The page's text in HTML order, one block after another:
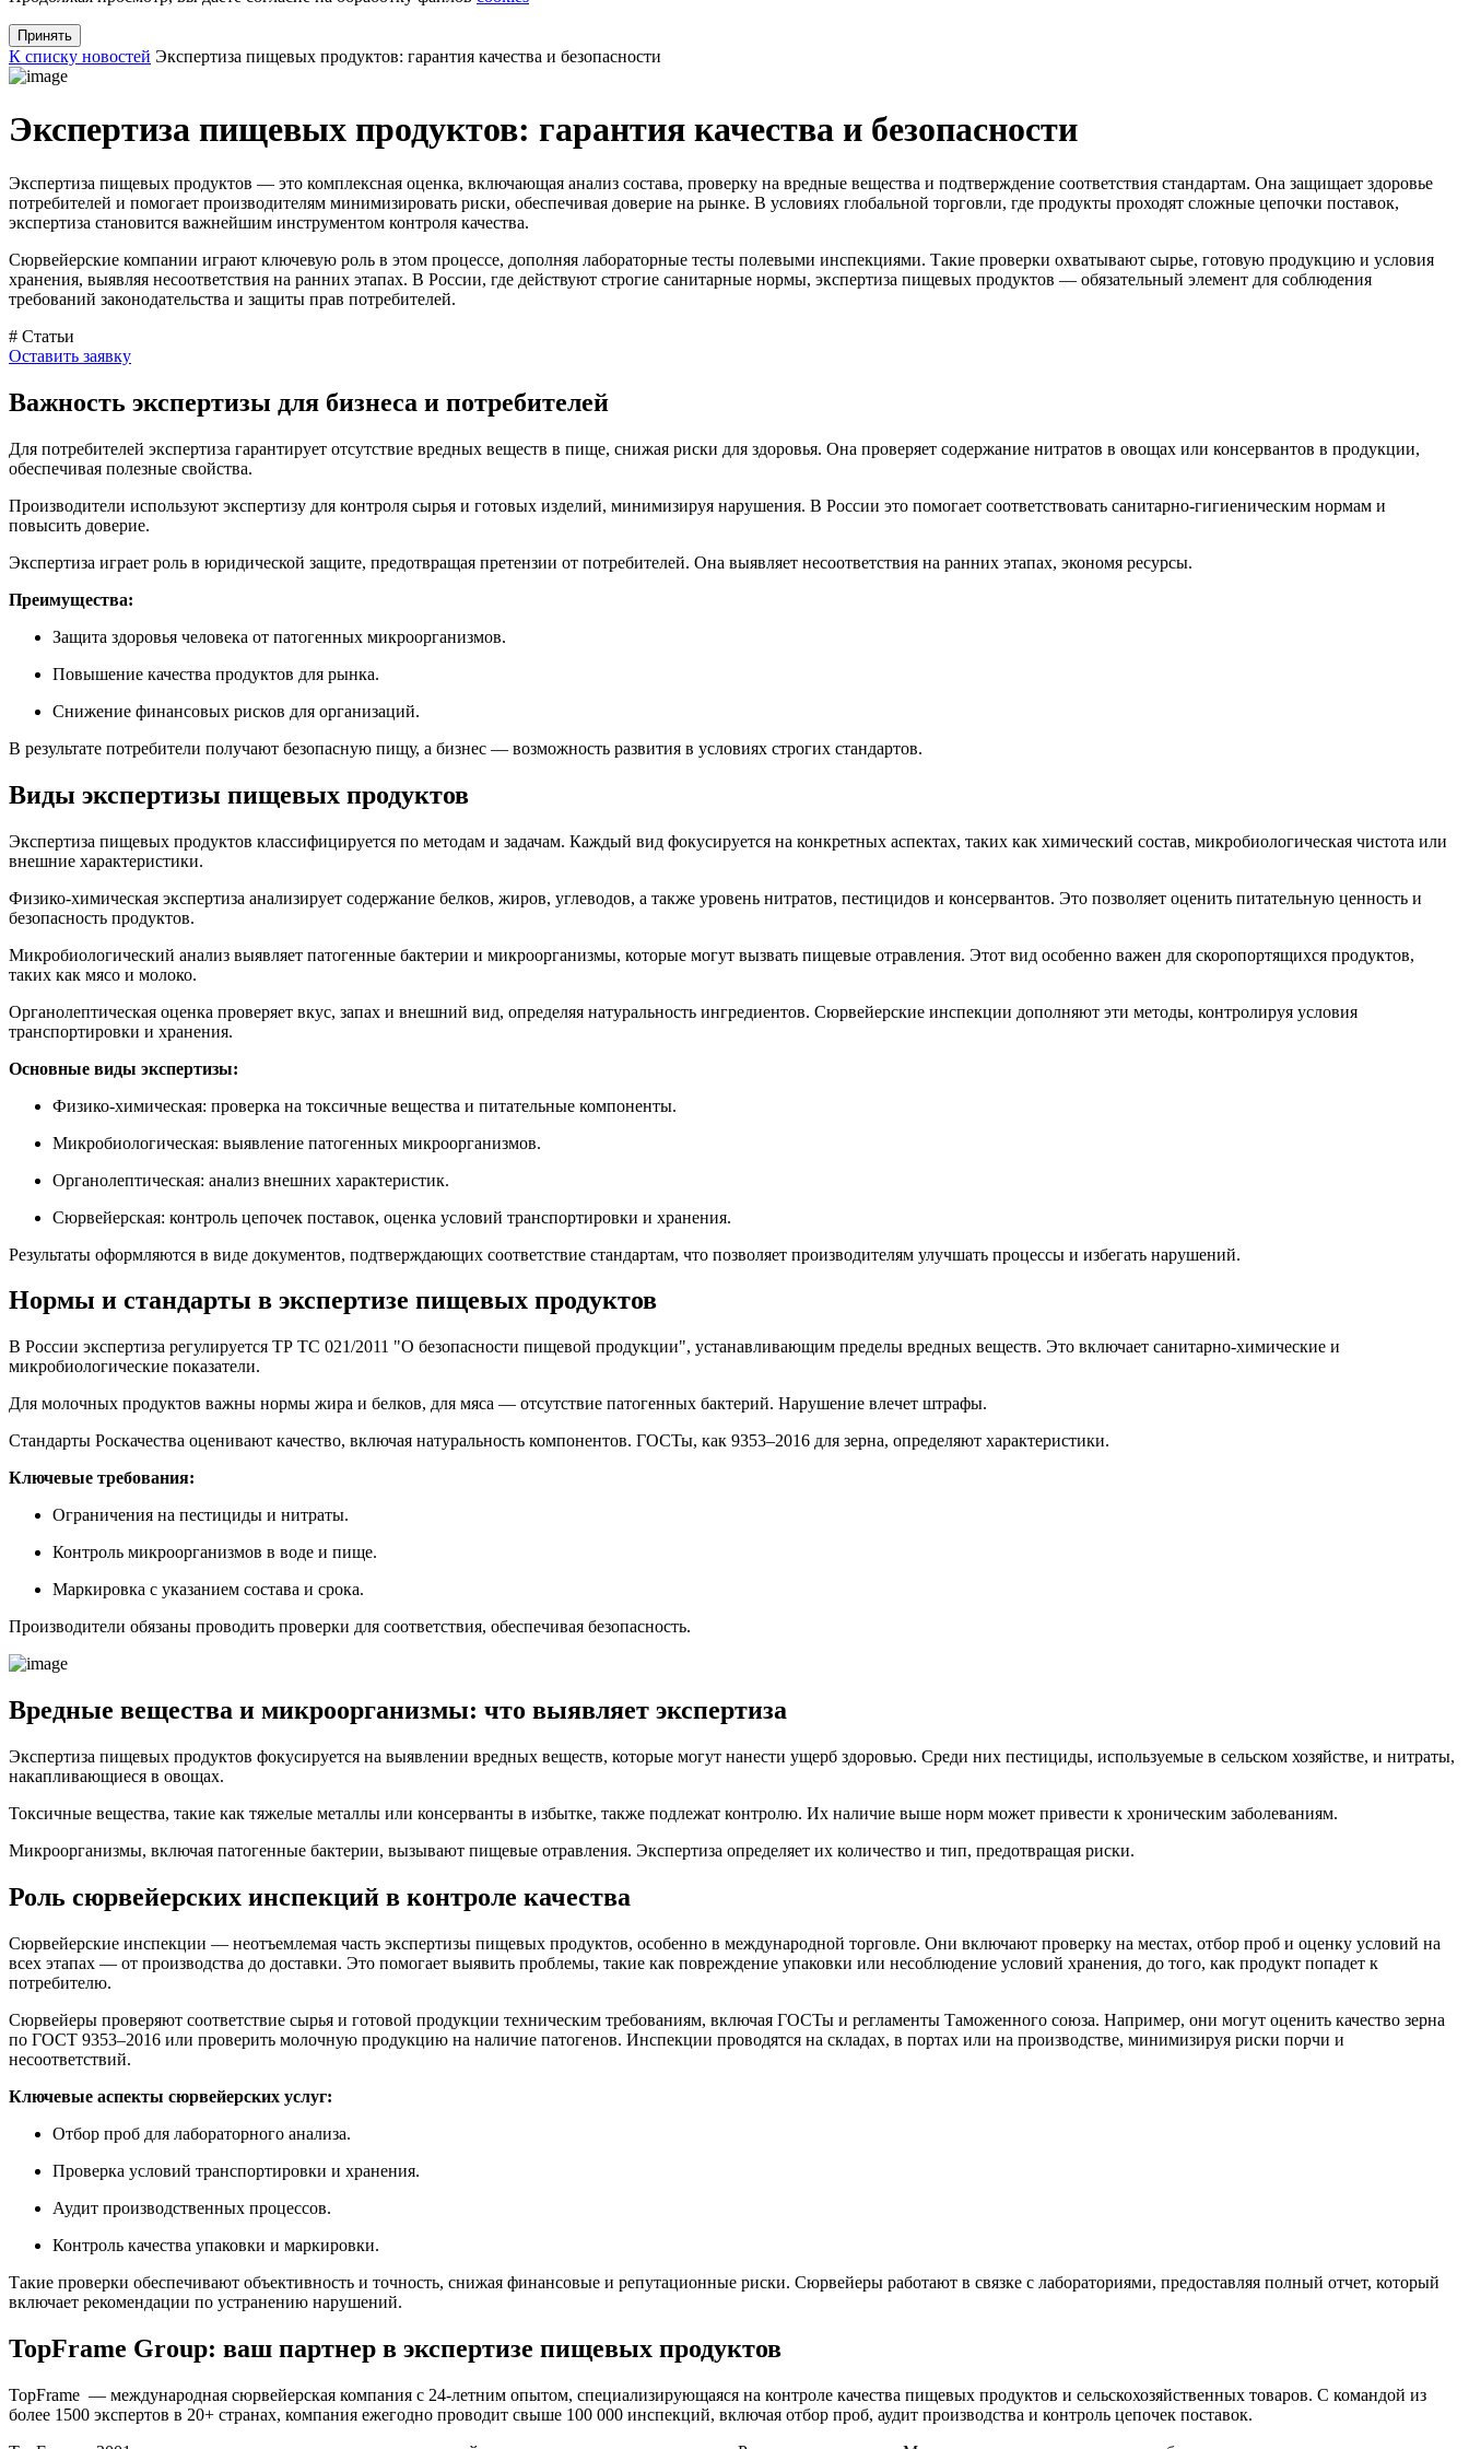
Принять
К списку новостей Экспертиза пищевых продуктов: гарантия качества и безопасности
Экспертиза пищевых продуктов: гарантия качества и безопасности
Экспертиза пищевых продуктов — это комплексная оценка, включающая анализ состава, проверку на вредные вещества и подтверждение соответствия стандартам. Она защищает здоровье
потребителей и помогает производителям минимизировать риски, обеспечивая доверие на рынке. В условиях глобальной торговли, где продукты проходят сложные цепочки поставок,
экспертиза становится важнейшим инструментом контроля качества.
Сюрвейерские компании играют ключевую роль в этом процессе, дополняя лабораторные тесты полевыми инспекциями. Такие проверки охватывают сырье, готовую продукцию и условия
хранения, выявляя несоответствия на ранних этапах. В России, где действуют строгие санитарные нормы, экспертиза пищевых продуктов — обязательный элемент для соблюдения
требований законодательства и защиты прав потребителей.
# Статьи
Оставить заявку
Важность экспертизы для бизнеса и потребителей
Для потребителей экспертиза гарантирует отсутствие вредных веществ в пище, снижая риски для здоровья. Она проверяет содержание нитратов в овощах или консервантов в продукции,
обеспечивая полезные свойства.
Производители используют экспертизу для контроля сырья и готовых изделий, минимизируя нарушения. В России это помогает соответствовать санитарно-гигиеническим нормам и
повысить доверие.
Экспертиза играет роль в юридической защите, предотвращая претензии от потребителей. Она выявляет несоответствия на ранних этапах, экономя ресурсы.
Преимущества:
Защита здоровья человека от патогенных микроорганизмов.
Повышение качества продуктов для рынка.
Снижение финансовых рисков для организаций.
В результате потребители получают безопасную пищу, а бизнес — возможность развития в условиях строгих стандартов.
Виды экспертизы пищевых продуктов
Экспертиза пищевых продуктов классифицируется по методам и задачам. Каждый вид фокусируется на конкретных аспектах, таких как химический состав, микробиологическая чистота или
внешние характеристики.
Физико-химическая экспертиза анализирует содержание белков, жиров, углеводов, а также уровень нитратов, пестицидов и консервантов. Это позволяет оценить питательную ценность и
безопасность продуктов.
Микробиологический анализ выявляет патогенные бактерии и микроорганизмы, которые могут вызвать пищевые отравления. Этот вид особенно важен для скоропортящихся продуктов,
таких как мясо и молоко.
Органолептическая оценка проверяет вкус, запах и внешний вид, определяя натуральность ингредиентов. Сюрвейерские инспекции дополняют эти методы, контролируя условия
транспортировки и хранения.
Основные виды экспертизы:
Физико-химическая: проверка на токсичные вещества и питательные компоненты.
Микробиологическая: выявление патогенных микроорганизмов.
Органолептическая: анализ внешних характеристик.
Сюрвейерская: контроль цепочек поставок, оценка условий транспортировки и хранения.
Результаты оформляются в виде документов, подтверждающих соответствие стандартам, что позволяет производителям улучшать процессы и избегать нарушений.
Нормы и стандарты в экспертизе пищевых продуктов
В России экспертиза регулируется ТР ТС 021/2011 "О безопасности пищевой продукции", устанавливающим пределы вредных веществ. Это включает санитарно-химические и
микробиологические показатели.
Для молочных продуктов важны нормы жира и белков, для мяса — отсутствие патогенных бактерий. Нарушение влечет штрафы.
Стандарты Роскачества оценивают качество, включая натуральность компонентов. ГОСТы, как 9353–2016 для зерна, определяют характеристики.
Ключевые требования:
Ограничения на пестициды и нитраты.
Контроль микроорганизмов в воде и пище.
Маркировка с указанием состава и срока.
Производители обязаны проводить проверки для соответствия, обеспечивая безопасность.
Вредные вещества и микроорганизмы: что выявляет экспертиза
Экспертиза пищевых продуктов фокусируется на выявлении вредных веществ, которые могут нанести ущерб здоровью. Среди них пестициды, используемые в сельском хозяйстве, и нитраты,
накапливающиеся в овощах.
Токсичные вещества, такие как тяжелые металлы или консерванты в избытке, также подлежат контролю. Их наличие выше норм может привести к хроническим заболеваниям.
Микроорганизмы, включая патогенные бактерии, вызывают пищевые отравления. Экспертиза определяет их количество и тип, предотвращая риски.
Роль сюрвейерских инспекций в контроле качества
Сюрвейерские инспекции — неотъемлемая часть экспертизы пищевых продуктов, особенно в международной торговле. Они включают проверку на местах, отбор проб и оценку условий на
всех этапах — от производства до доставки. Это помогает выявить проблемы, такие как повреждение упаковки или несоблюдение условий хранения, до того, как продукт попадет к
потребителю.
Сюрвейеры проверяют соответствие сырья и готовой продукции техническим требованиям, включая ГОСТы и регламенты Таможенного союза. Например, они могут оценить качество зерна
по ГОСТ 9353–2016 или проверить молочную продукцию на наличие патогенов. Инспекции проводятся на складах, в портах или на производстве, минимизируя риски порчи и
несоответствий.
Ключевые аспекты сюрвейерских услуг:
Отбор проб для лабораторного анализа.
Проверка условий транспортировки и хранения.
Аудит производственных процессов.
Контроль качества упаковки и маркировки.
Такие проверки обеспечивают объективность и точность, снижая финансовые и репутационные риски. Сюрвейеры работают в связке с лабораториями, предоставляя полный отчет, который
включает рекомендации по устранению нарушений.
TopFrame Group: ваш партнер в экспертизе пищевых продуктов
TopFrame — международная сюрвейерская компания с 24-летним опытом, специализирующаяся на контроле качества пищевых продуктов и сельскохозяйственных товаров. С командой из
более 1500 экспертов в 20+ странах, компания ежегодно проводит свыше 100 000 инспекций, включая отбор проб, аудит производства и контроль цепочек поставок.